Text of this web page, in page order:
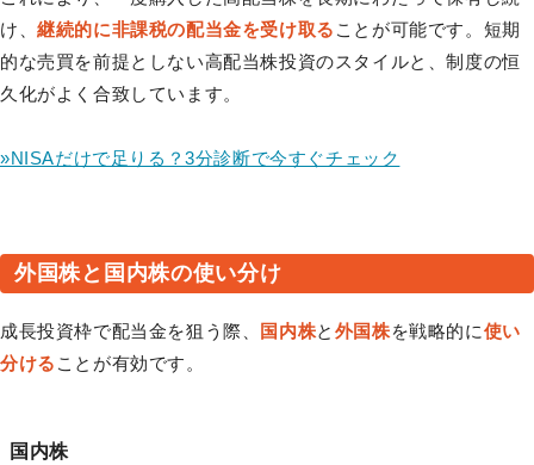
け、継続的に非課税の配当金を受け取る ことが可能です。短期
的な売買を前提としない高配当株投資のスタイルと、制度の恒
久化がよく合致しています。
»NISAだけで足りる？3分診断で今すぐチェック
外国株と国内株の使い分け
成長投資枠で配当金を狙う際、 国内株と 外国株を戦略的に使い
分ける ことが有効です。
国内株